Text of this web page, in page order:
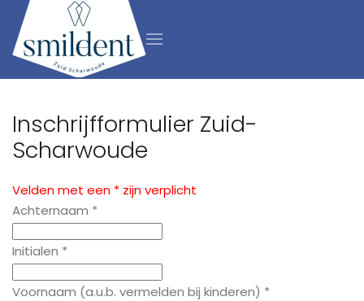
Inschrijfformulier Zuid-
Scharwoude
Velden met een * zijn verplicht
Achternaam *
Initialen *
Voornaam (a.u.b. vermelden bij kinderen) *